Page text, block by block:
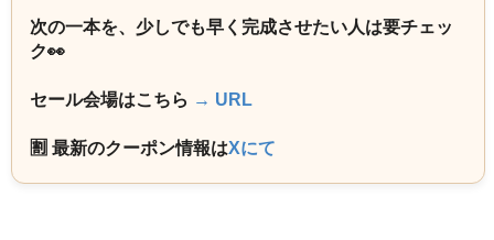
次の一本を、少しでも早く完成させたい人は要チェッ
ク👀
セール会場はこちら → URL
🈹 最新のクーポン情報はXにて